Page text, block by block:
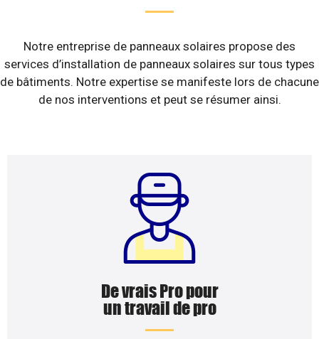
Notre entreprise de panneaux solaires propose des
services d’installation de panneaux solaires sur tous types
de bâtiments. Notre expertise se manifeste lors de chacune
de nos interventions et peut se résumer ainsi.
De vrais Pro pour
un travail de pro